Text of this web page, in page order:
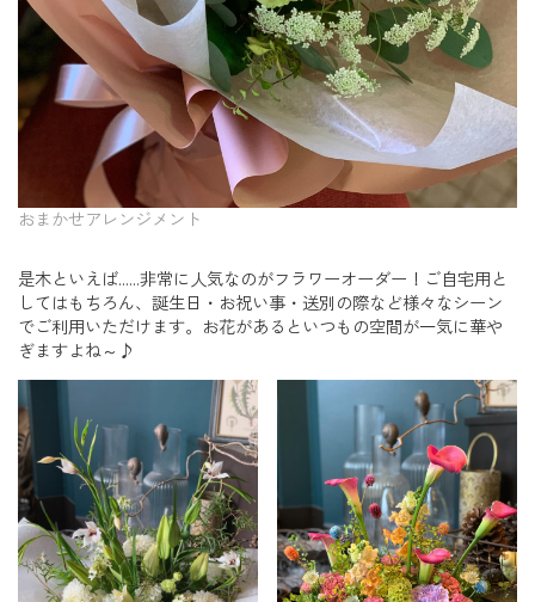
おまかせアレンジメント
是木といえば……非常に人気なのがフラワーオーダー！ご自宅用と
してはもちろん、誕生日・お祝い事・送別の際など様々なシーン
でご利用いただけます。お花があるといつもの空間が一気に華や
ぎますよね～♪